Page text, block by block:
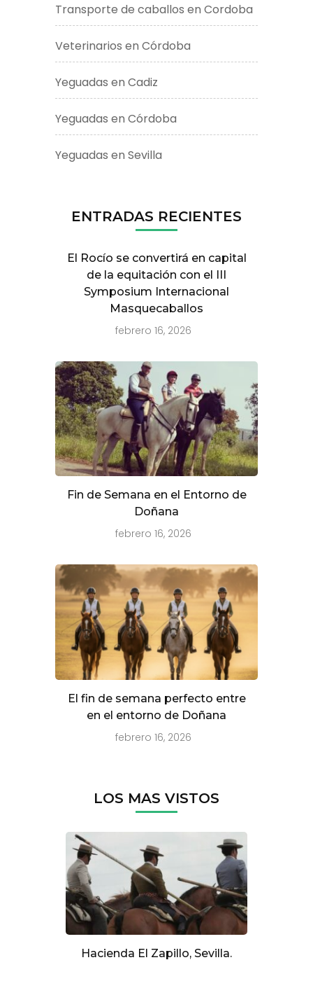
Transporte de caballos en Cordoba
Veterinarios en Córdoba
Yeguadas en Cadiz
Yeguadas en Córdoba
Yeguadas en Sevilla
ENTRADAS RECIENTES
El Rocío se convertirá en capital
de la equitación con el III
Symposium Internacional
Masquecaballos
febrero 16, 2026
Fin de Semana en el Entorno de
Doñana
febrero 16, 2026
El fin de semana perfecto entre
en el entorno de Doñana
febrero 16, 2026
LOS MAS VISTOS
Hacienda El Zapillo, Sevilla.